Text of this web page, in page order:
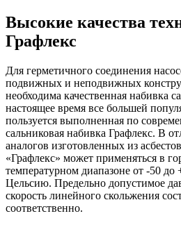
Высокие качества
Графлекс
Для герметичного соединения
подвижных и неподвижных
необходима качественная набивка
настоящее время все большей
пользуется выполненная по
сальниковая набивка Графлекс. В
аналогов изготовленных из
«Графлекс» может применяться в
температурном диапазоне от -50 до
Цельсию. Предельно допустимое
скорость линейного скольжения
соответственно.